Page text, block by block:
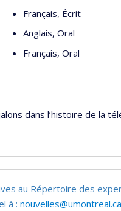
Français, Écrit
Anglais, Oral
Français, Oral
dans l’histoire de la
au Répertoire des
à : nouvelles@umontreal.ca